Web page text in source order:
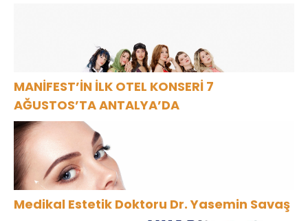
MANİFEST’İN İLK OTEL KONSERİ 7
AĞUSTOS’TA ANTALYA’DA
Medikal Estetik Doktoru Dr. Yasemin Savaş